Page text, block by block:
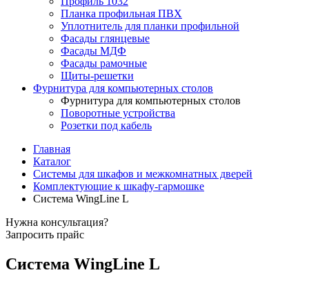
Планка профильная ПВХ
Уплотнитель для планки профильной
Фасады глянцевые
Фасады МДФ
Фасады рамочные
Щиты-решетки
Фурнитура для компьютерных столов
Фурнитура для компьютерных столов
Поворотные устройства
Розетки под кабель
Главная
Каталог
Системы для шкафов и межкомнатных дверей
Комплектующие к шкафу-гармошке
Система WingLine L
Нужна консультация?
Запросить прайс
Система WingLine L